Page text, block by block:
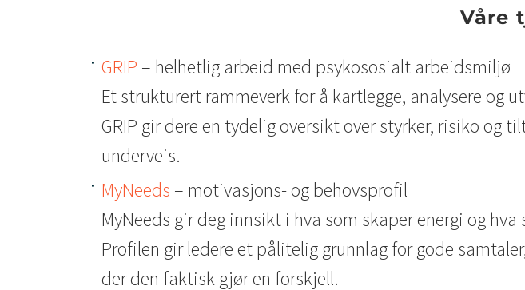
Våre
GRIP – helhetlig arbeid med psykososialt arbeidsmiljø
Et strukturert rammeverk for å kartlegge, analysere og
GRIP gir dere en tydelig oversikt over styrker, risiko og
underveis.
MyNeeds – motivasjons- og behovsprofil
MyNeeds gir deg innsikt i hva som skaper energi og
Profilen gir ledere et pålitelig grunnlag for gode
der den faktisk gjør en forskjell.